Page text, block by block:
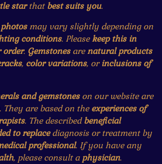
starthat best suits you.
may vary slightly depending on
conditions. Pleasekeep this in
order. Gemstonesarenatural products
, color variations, orinclusions of
and gemstoneson our website are
. They are based on the experiences of
. The describedbeneficial
to replacediagnosis or treatment by
professional. If you have any
, please consult a physician.